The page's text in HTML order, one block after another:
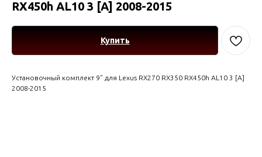
RX450h AL10 3 [A] 2008-2015
Купить
Установочный комплект 9" для Lexus RX270 RX350 RX450h AL10 3 [A]
2008-2015